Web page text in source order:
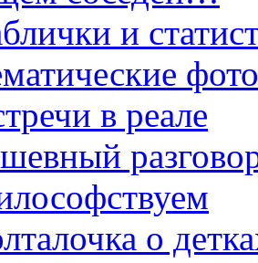
и
фото
в реале
о